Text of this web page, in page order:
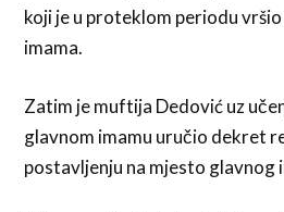
koji je u proteklom periodu
imama.
Zatim je muftija Dedović uz
glavnom imamu uručio dekret
postavljenju na mjesto glavnog